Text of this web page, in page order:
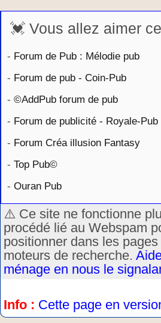
💓 Vous allez aimer
- Forum de Pub : Mélodie pub
- Forum de pub - Coin-Pub
- ©AddPub forum de pub
- Forum de publicité - Royale-Pub
- Forum Créa illusion Fantasy
- Top Pub©
- Ouran Pub
⚠️ Ce site ne fonctionne
procédé lié au Webspam
positionner dans les
moteurs de recherche.
ménage en nous le
Info : Cette page en